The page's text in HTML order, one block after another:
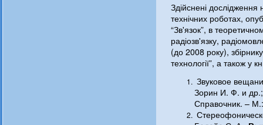
Здійснені
технічних роботах,
“Зв'язок”, в
радіозв'язку,
(до 2008 року),
технології”, а також у
Звуковое
Зорин И. Ф. и
Справочник. –